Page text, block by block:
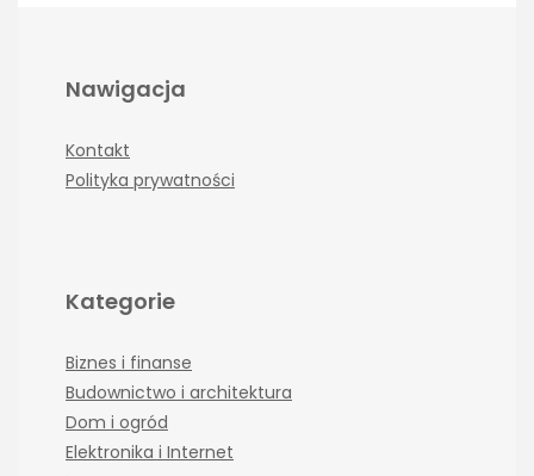
Nawigacja
Kontakt
Polityka prywatności
Kategorie
Biznes i finanse
Budownictwo i architektura
Dom i ogród
Elektronika i Internet